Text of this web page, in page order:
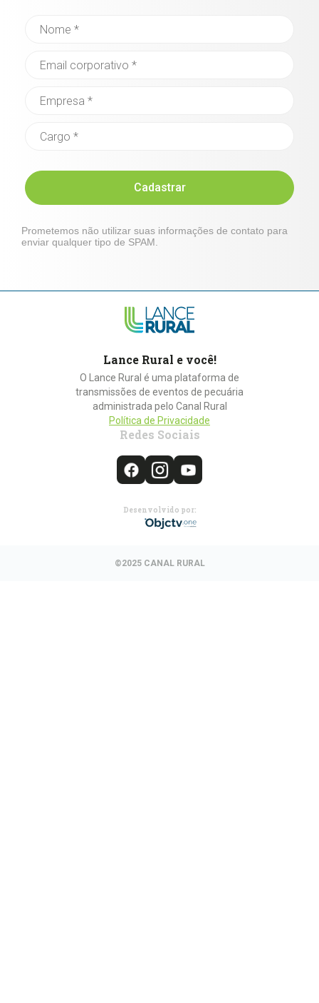
Cadastrar
Prometemos não utilizar suas informações de contato para
enviar qualquer tipo de SPAM.
Lance Rural e você!
O Lance Rural é uma plataforma de
transmissões de eventos de pecuária
administrada pelo Canal Rural
Política de Privacidade
Redes Sociais
Desenvolvido por:
©2025 CANAL RURAL